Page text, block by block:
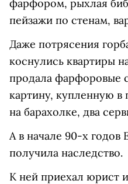
фарфором, рыхлая
пейзажи по стенам,
Даже потрясения
коснулись квартиры
продала фарфоровые
картину, купленную
на барахолке, два
А в начале 90-х годов
получила наследство.
К ней приехал юрист